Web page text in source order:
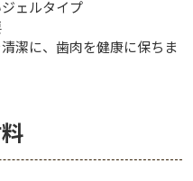
ェルタイプ
潔に、歯肉を健康に保ちま